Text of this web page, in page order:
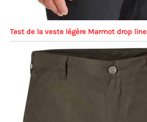
Test de la veste légère Marmot drop line